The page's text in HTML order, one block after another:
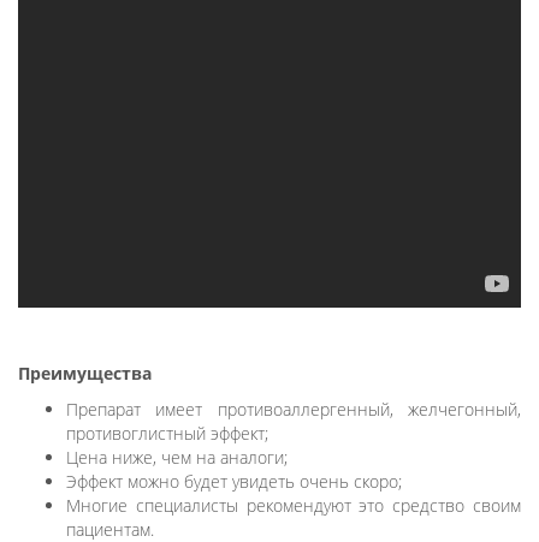
Преимущества
Препарат имеет противоаллергенный, желчегонный,
противоглистный эффект;
Цена ниже, чем на аналоги;
Эффект можно будет увидеть очень скоро;
Многие специалисты рекомендуют это средство своим
пациентам.